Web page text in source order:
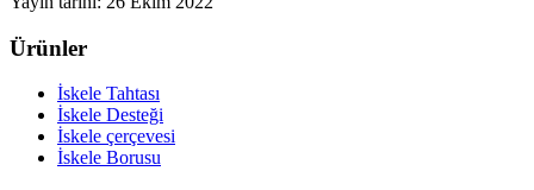
Ürünler
İskele Tahtası
İskele Desteği
İskele çerçevesi
İskele Borusu